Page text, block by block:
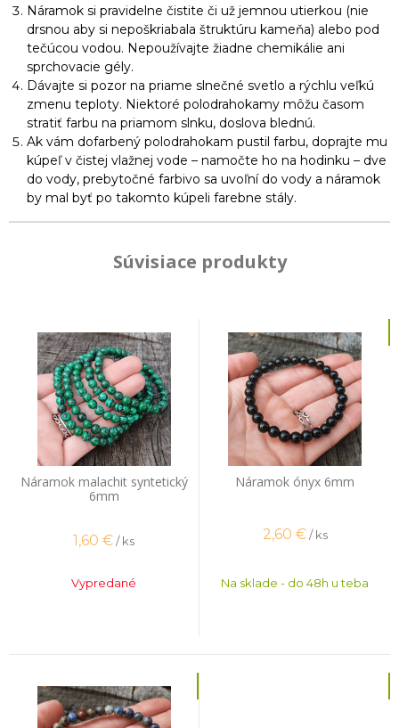
Náramok si pravidelne čistite či už jemnou utierkou (nie
drsnou aby si nepoškriabala štruktúru kameňa) alebo pod
tečúcou vodou. Nepoužívajte žiadne chemikálie ani
sprchovacie gély.
Dávajte si pozor na priame slnečné svetlo a rýchlu veľkú
zmenu teploty. Niektoré polodrahokamy môžu časom
stratiť farbu na priamom slnku, doslova blednú.
Ak vám dofarbený polodrahokam pustil farbu, doprajte mu
kúpeľ v čistej vlažnej vode – namočte ho na hodinku – dve
do vody, prebytočné farbivo sa uvoľní do vody a náramok
by mal byť po takomto kúpeli farebne stály.
Súvisiace produkty
Náramok malachit syntetický
6mm
1,60 €/ ks
Vypredané
Náramok ónyx 6mm
2,60 € / ks
Na sklade - do 48h u teba